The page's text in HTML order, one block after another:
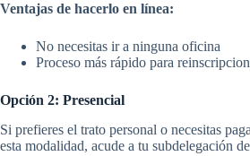
Ventajas de hacerlo en línea:
No necesitas ir a ninguna oficina
Proceso más rápido para
Opción 2: Presencial
Si prefieres el trato personal o necesitas
esta modalidad, acude a tu subdelegación